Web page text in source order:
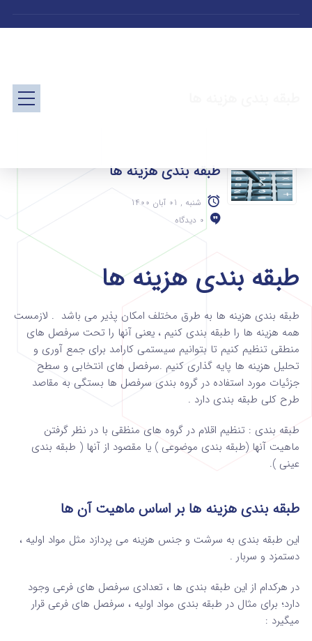
طبقه بندی هزینه ها
شنبه , 01 آبان 1400
0 دیدگاه
طبقه بندی هزینه ها
طبقه بندی هزینه ها به طرق مختلف امکان پذیر می باشد . لازمست
همه هزینه ها را طبقه بندی کنیم ، یعنی آنها را تحت سرفصل های
منطقی تنظیم کنیم تا بتوانیم سیستمی کارامد برای جمع آوری و
تحلیل هزینه ها پایه گذاری کنیم .سرفصل های انتخابی و سطح
جزئیات مورد استفاده در گروه بندی سرفصل ها بستگی به مقاصد
طرح کلی طبقه بندی دارد .
طبقه بندی : تنظیم اقلام در گروه های منظقی با در نظر گرفتن
ماهیت آنها (طبقه بندی موضوعی ) یا مقصود از آنها ( طبقه بندی
عینی ).
طبقه بندی هزینه ها بر اساس ماهیت آن ها
این طبقه بندی به سرشت و جنس هزینه می پردازد مثل مواد اولیه ،
دستمزد و سربار .
در هرکدام از این طبقه بندی ها ، تعدادی سرفصل های فرعی وجود
دارد؛ برای مثال در طبقه بندی مواد اولیه ، سرفصل های فرعی قرار
میگیرد :